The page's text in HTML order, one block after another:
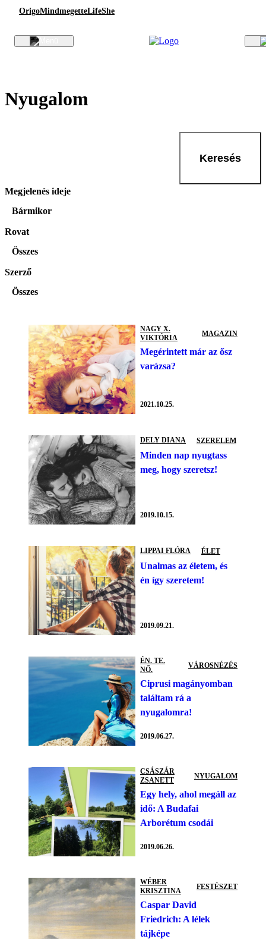
OrigoMindmegetteLifeShe
Nyugalom
Keresés
Megjelenés ideje
Bármikor
Rovat
Összes
Szerző
Összes
NAGY X.
VIKTÓRIA
MAGAZIN
Megérintett már az ősz
varázsa?
2021.10.25.
DELY DIANA SZERELEM
Minden nap nyugtass
meg, hogy szeretsz!
2019.10.15.
LIPPAI FLÓRA ÉLET
Unalmas az életem, és
én így szeretem!
2019.09.21.
ÉN. TE.
NŐ.
VÁROSNÉZÉS
Ciprusi magányomban
találtam rá a
nyugalomra!
2019.06.27.
CSÁSZÁR
ZSANETT
NYUGALOM
Egy hely, ahol megáll az
idő: A Budafai
Arborétum csodái
2019.06.26.
WÉBER
KRISZTINA
FESTÉSZET
Caspar David
Friedrich: A lélek
tájképe